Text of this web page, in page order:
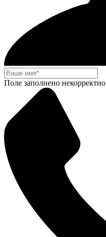
Поле заполнено некорректно